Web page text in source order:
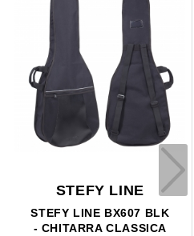
STEFY LINE
STEFY LINE BX607 BLK
- CHITARRA CLASSICA